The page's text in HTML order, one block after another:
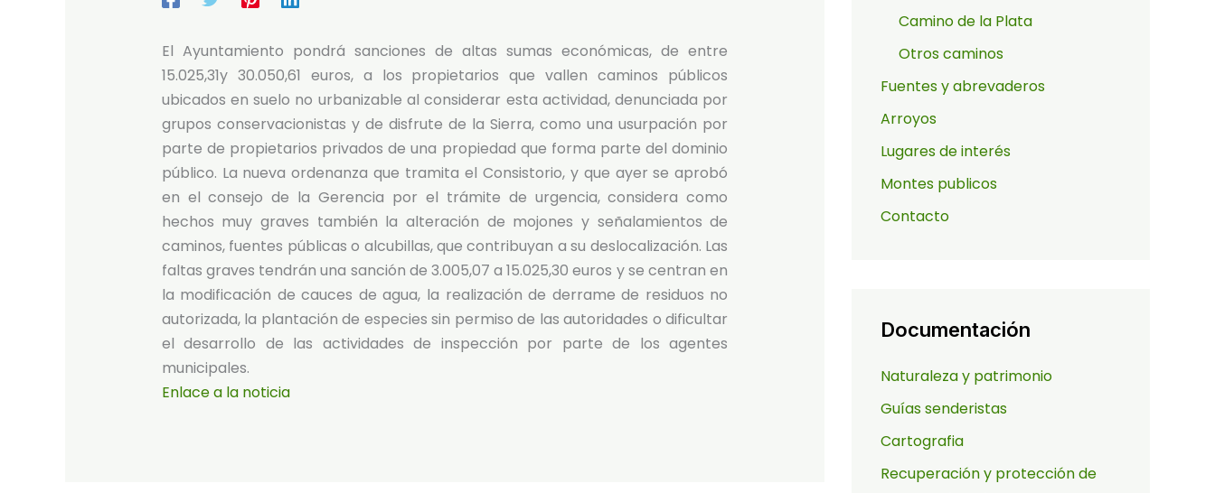
El Ayuntamiento pondrá sanciones de altas sumas económicas, de entre
15.025,31y 30.050,61 euros, a los propietarios que vallen caminos públicos
ubicados en suelo no urbanizable al considerar esta actividad, denunciada por
grupos conservacionistas y de disfrute de la Sierra, como una usurpación por
parte de propietarios privados de una propiedad que forma parte del dominio
público. La nueva ordenanza que tramita el Consistorio, y que ayer se aprobó
en el consejo de la Gerencia por el trámite de urgencia, considera como
hechos muy graves también la alteración de mojones y señalamientos de
caminos, fuentes públicas o alcubillas, que contribuyan a su deslocalización. Las
faltas graves tendrán una sanción de 3.005,07 a 15.025,30 euros y se centran en
la modificación de cauces de agua, la realización de derrame de residuos no
autorizada, la plantación de especies sin permiso de las autoridades o dificultar
el desarrollo de las actividades de inspección por parte de los agentes
municipales.
Enlace a la noticia
Camino de la Plata
Otros caminos
Fuentes y abrevaderos
Arroyos
Lugares de interés
Montes publicos
Contacto
Documentación
Naturaleza y patrimonio
Guías senderistas
Cartografia
Recuperación y protección de